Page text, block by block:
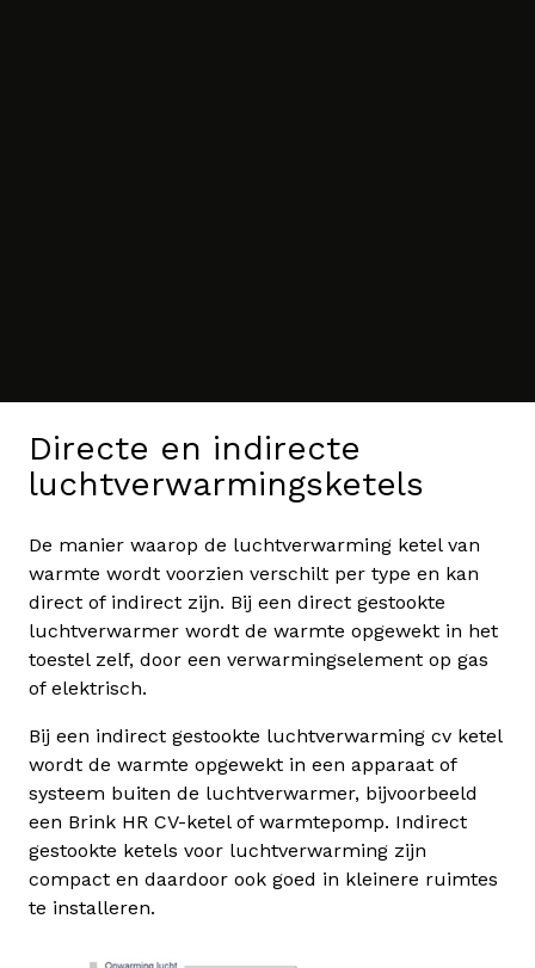
Directe en indirecte
luchtverwarmingsketels
De manier waarop de luchtverwarming ketel van
warmte wordt voorzien verschilt per type en kan
direct of indirect zijn. Bij een direct gestookte
luchtverwarmer wordt de warmte opgewekt in het
toestel zelf, door een verwarmingselement op gas
of elektrisch.
Bij een indirect gestookte luchtverwarming cv ketel
wordt de warmte opgewekt in een apparaat of
systeem buiten de luchtverwarmer, bijvoorbeeld
een Brink HR CV-ketel of warmtepomp. Indirect
gestookte ketels voor luchtverwarming zijn
compact en daardoor ook goed in kleinere ruimtes
te installeren.